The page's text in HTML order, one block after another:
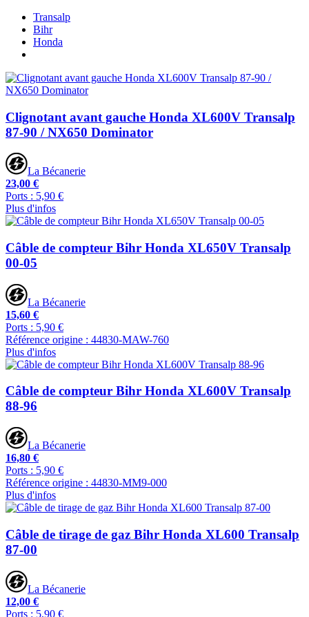
Transalp
Bihr
Honda
Clignotant avant gauche Honda XL600V Transalp
87-90 / NX650 Dominator
La Bécanerie
23,00 €
Ports : 5,90 €
Plus d'infos
Câble de compteur Bihr Honda XL650V Transalp
00-05
La Bécanerie
15,60 €
Ports : 5,90 €
Référence origine : 44830-MAW-760
Plus d'infos
Câble de compteur Bihr Honda XL600V Transalp
88-96
La Bécanerie
16,80 €
Ports : 5,90 €
Référence origine : 44830-MM9-000
Plus d'infos
Câble de tirage de gaz Bihr Honda XL600 Transalp
87-00
La Bécanerie
12,00 €
Ports : 5,90 €